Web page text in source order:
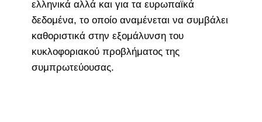
ελληνικά αλλά και για τα ευρωπαϊκά
δεδομένα, το οποίο αναμένεται να συμβάλει
καθοριστικά στην εξομάλυνση του
κυκλοφοριακού προβλήματος της
συμπρωτεύουσας.